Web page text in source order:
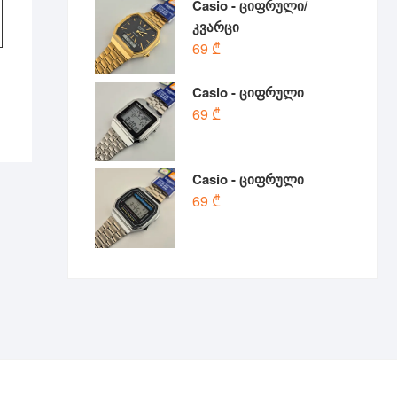
Casio - ციფრული/
კვარცი
69 ₾
Casio - ციფრული
69 ₾
Casio - ციფრული
69 ₾